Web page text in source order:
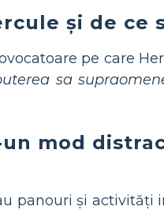
și de ce
pe care
sa
mod
panouri și activități